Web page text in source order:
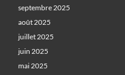
septembre 2025
août 2025
juillet 2025
juin 2025
mai 2025